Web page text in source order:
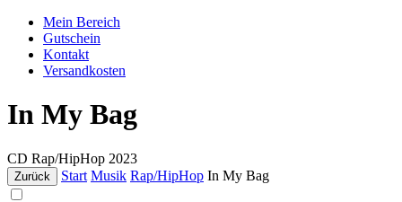
Mein Bereich
Gutschein
Kontakt
Versandkosten
In My Bag
CD Rap/HipHop 2023
Zurück Start Musik Rap/HipHop In My Bag